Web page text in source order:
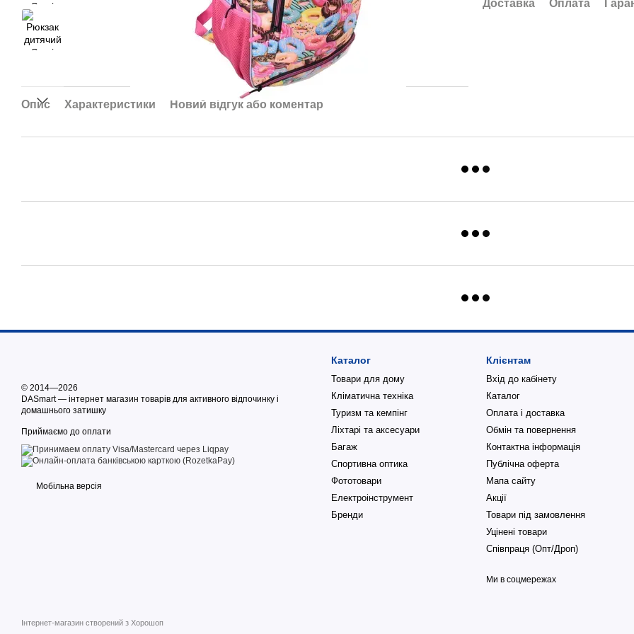
Опис Характеристики Новий відгук або коментар
Доставка Оплата
© 2014—2026
DASmart — інтернет магазин товарів для активного відпочинку і
домашнього затишку
Приймаємо до оплати
Мобільна версія
Інтернет-магазин створений з Хорошоп
Каталог
Товари для дому
Кліматична техніка
Туризм та кемпінг
Ліхтарі та аксесуари
Багаж
Спортивна оптика
Фототовари
Електроінструмент
Бренди
Клієнтам
Вхід до кабінету
Каталог
Оплата і доставка
Обмін та повернення
Контактна інформація
Публічна оферта
Мапа сайту
Акції
Товари під замовлення
Уцінені товари
Співпраця (Опт/Дроп)
Ми в соцмережах